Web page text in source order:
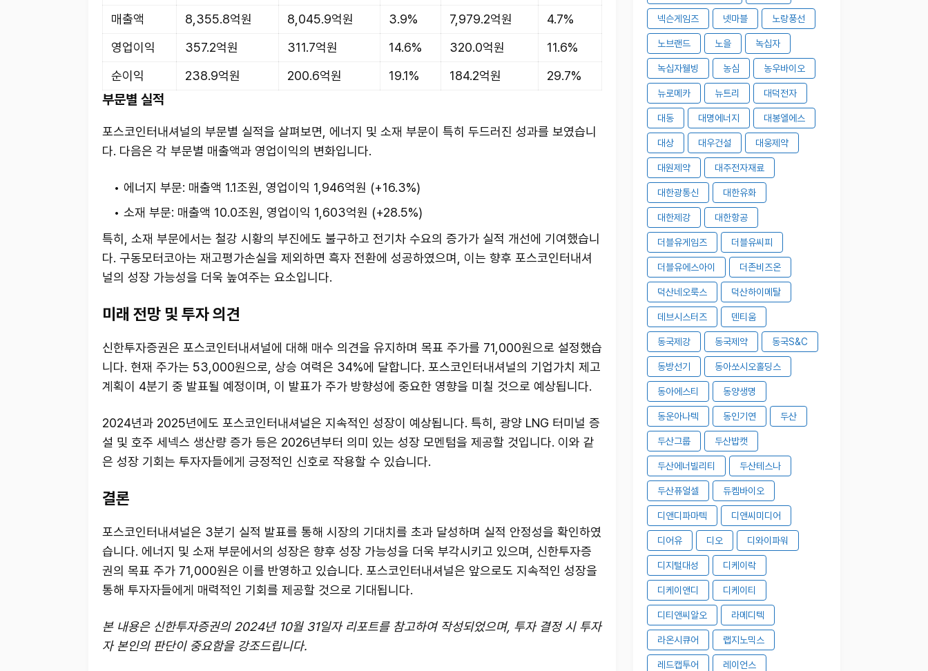
매출액
8,355.8억원 8,045.9억원 3.9% 7,979.2억원
4.7%
영업이익
357.2억원 311.7억원 14.6% 320.0억원
11.6%
순이익
238.9억원 200.6억원 19.1% 184.2억원 29.7%
부문별 실적
포스코인터내셔널의 부문별 실적을 살펴보면, 에너지 및 소재 부문이 특히 두드러진 성과를 보였습니
다. 다음은 각 부문별 매출액과 영업이익의 변화입니다.
에너지 부문: 매출액 1.1조원, 영업이익 1,946억원 (+16.3%)
소재 부문: 매출액 10.0조원, 영업이익 1,603억원 (+28.5%)
특히, 소재 부문에서는 철강 시황의 부진에도 불구하고 전기차 수요의 증가가 실적 개선에 기여했습니
다. 구동모터코아는 재고평가손실을 제외하면 흑자 전환에 성공하였으며, 이는 향후 포스코인터내셔
널의 성장 가능성을 더욱 높여주는 요소입니다.
미래 전망 및 투자 의견
신한투자증권은 포스코인터내셔널에 대해 매수 의견을 유지하며 목표 주가를 71,000원으로 설정했습
니다. 현재 주가는 53,000원으로, 상승 여력은 34%에 달합니다. 포스코인터내셔널의 기업가치 제고
계획이 4분기 중 발표될 예정이며, 이 발표가 주가 방향성에 중요한 영향을 미칠 것으로 예상됩니다.
2024년과 2025년에도 포스코인터내셔널은 지속적인 성장이 예상됩니다. 특히, 광양 LNG 터미널 증
설 및 호주 세넥스 생산량 증가 등은 2026년부터 의미 있는 성장 모멘텀을 제공할 것입니다. 이와 같
은 성장 기회는 투자자들에게 긍정적인 신호로 작용할 수 있습니다.
결론
포스코인터내셔널은 3분기 실적 발표를 통해 시장의 기대치를 초과 달성하며 실적 안정성을 확인하였
습니다. 에너지 및 소재 부문에서의 성장은 향후 성장 가능성을 더욱 부각시키고 있으며, 신한투자증
권의 목표 주가 71,000원은 이를 반영하고 있습니다. 포스코인터내셔널은 앞으로도 지속적인 성장을
통해 투자자들에게 매력적인 기회를 제공할 것으로 기대됩니다.
본 내용은 신한투자증권의 2024년 10월 31일자 리포트를 참고하여 작성되었으며, 투자 결정 시 투자
자 본인의 판단이 중요함을 강조드립니다.
넥슨게임즈 넷마블 노랑풍선
노브랜드 노을 녹십자
녹십자웰빙 농심 농우바이오
뉴로메카 뉴트리 대덕전자
대동 대명에너지 대봉엘에스
대상 대우건설 대웅제약
대원제약 대주전자재료
대한광통신 대한유화
대한제강 대한항공
더블유게임즈 더블유씨피
더블유에스아이 더존비즈온
덕산네오룩스 덕산하이메탈
데브시스터즈 덴티움
동국제강 동국제약 동국S&C
동방선기 동아쏘시오홀딩스
동아에스티 동양생명
동운아나텍 동인기연 두산
두산그룹 두산밥캣
두산에너빌리티 두산테스나
두산퓨얼셀 듀켐바이오
디앤디파마텍 디앤씨미디어
디어유 디오 디와이파워
디지털대성 디케이락
디케이앤디 디케이티
디티앤씨알오 라메디텍
라온시큐어 랩지노믹스
레드캡투어 레이언스